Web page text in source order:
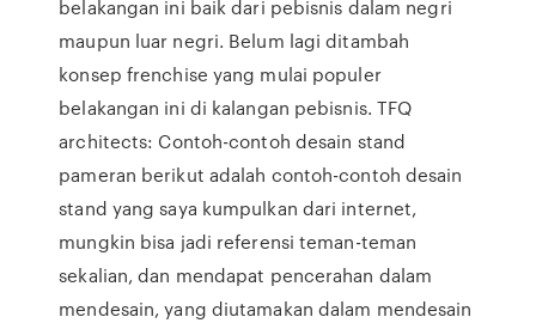
belakangan ini baik dari pebisnis dalam negri
maupun luar negri. Belum lagi ditambah
konsep frenchise yang mulai populer
belakangan ini di kalangan pebisnis. TFQ
architects: Contoh-contoh desain stand
pameran berikut adalah contoh-contoh desain
stand yang saya kumpulkan dari internet,
mungkin bisa jadi referensi teman-teman
sekalian, dan mendapat pencerahan dalam
mendesain, yang diutamakan dalam mendesain